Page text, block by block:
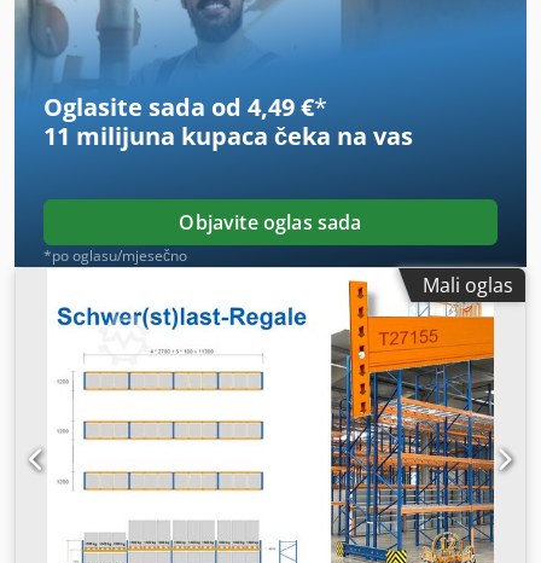
Oglasite sada od 4,49 €*
11 milijuna kupaca čeka na vas
Objavite oglas sada
*po oglasu/mjesečno
Mali oglas